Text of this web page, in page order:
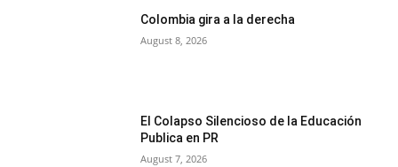
Colombia gira a la derecha
August 8, 2026
El Colapso Silencioso de la Educación
Publica en PR
August 7, 2026